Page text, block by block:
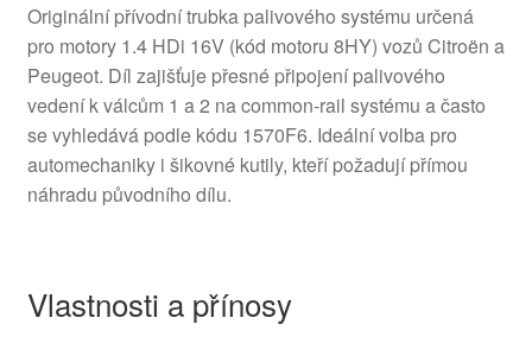
Originální přívodní trubka palivového systému určená
pro motory 1.4 HDi 16V (kód motoru 8HY) vozů Citroën a
Peugeot. Díl zajišťuje přesné připojení palivového
vedení k válcům 1 a 2 na common-rail systému a často
se vyhledává podle kódu 1570F6. Ideální volba pro
automechaniky i šikovné kutily, kteří požadují přímou
náhradu původního dílu.
Vlastnosti a přínosy